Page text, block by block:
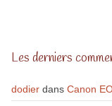
Les derniers
dodierdans Canon